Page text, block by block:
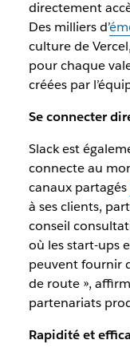
directement
Des milliers d’
culture de
pour chaque
créées par
Se connecter
Slack est
connecte au
canaux partagés
à ses clients,
conseil
où les start-ups
peuvent fournir
de route »,
partenariats
Rapidité et